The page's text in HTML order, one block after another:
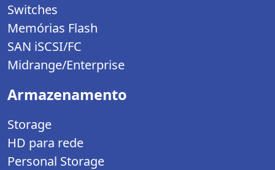
Switches
Memórias Flash
SAN iSCSI/FC
Midrange/Enterprise
Armazenamento
Storage
HD para rede
Personal Storage